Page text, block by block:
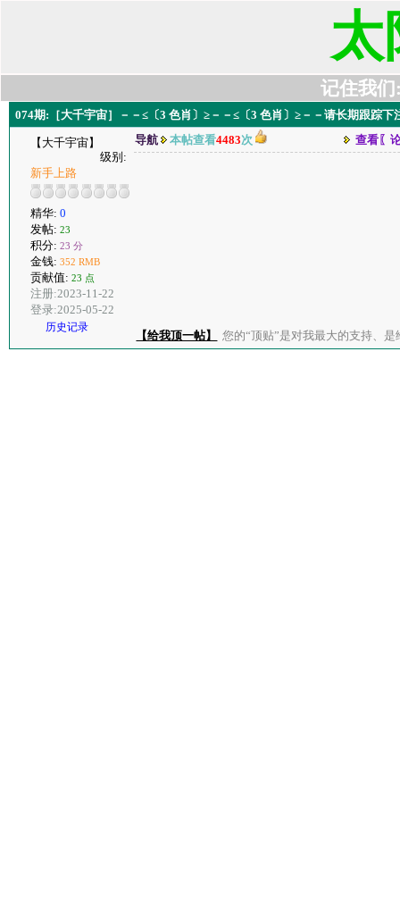
太
记住我们
074期:［大千宇宙］－－≤〔3 色肖〕≥－－≤〔3 色肖〕≥－－请长期跟踪下
【大千宇宙】
级别:
新手上路
精华: 0
发帖: 23
积分: 23 分
金钱: 352 RMB
贡献值: 23 点
注册:2023-11-22
登录:2025-05-22
历史记录
导航 本帖查看4483次 查看〖
【给我顶一帖】 您的“顶贴”是对我最大的支持、